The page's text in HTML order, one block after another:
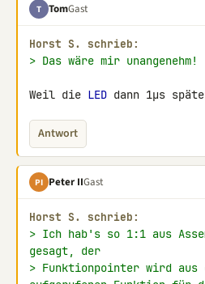
T TomGast
Horst S. schrieb:
> Das wäre mir unangenehm!
Weil die LED dann 1µs
Antwort
PI Peter IIGast
Horst S. schrieb:
> Ich hab's so 1:1 aus
gesagt, der
> Funktionpointer wird